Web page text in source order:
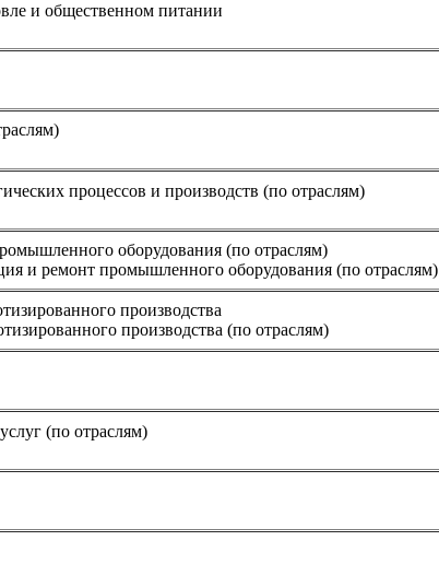
и общественном питании
процессов и производств (по отраслям)
оборудования (по отраслям)
и ремонт промышленного оборудования (по отраслям)
производства
производства (по отраслям)
(по отраслям)